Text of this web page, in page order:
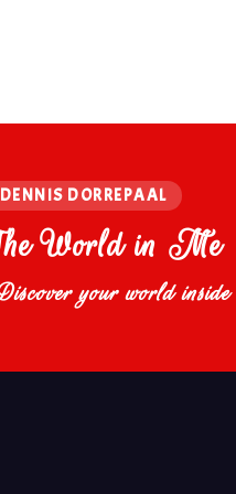
DENNIS DORREPAAL
World in Me
your world